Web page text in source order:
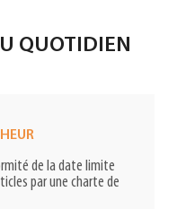
QUOTIDIEN
de la date limite
par une charte de